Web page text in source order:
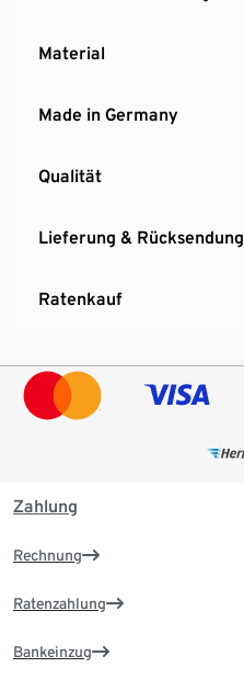
Material
Made in Germany
Qualität
Lieferung & Rücksendung
Ratenkauf
Zahlung
Rechnung
Ratenzahlung
Bankeinzug